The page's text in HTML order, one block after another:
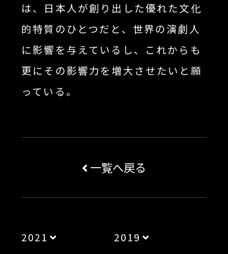
は、日本人が創り出した優れた文化
的特質のひとつだと、世界の演劇人
に影響を与えているし、これからも
更にその影響力を増大させたいと願
っている。
一覧へ戻る
2021 2019